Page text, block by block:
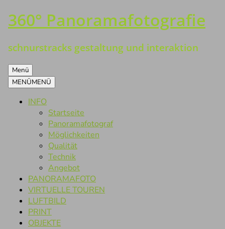
Zum
Inhalt
360° Panoramafotografie
schnurstracks gestaltung und interaktion
Menü
MENÜMENÜ
INFO
Startseite
Panoramafotograf
Möglichkeiten
Qualität
Technik
Angebot
PANORAMAFOTO
VIRTUELLE TOUREN
LUFTBILD
PRINT
OBJEKTE